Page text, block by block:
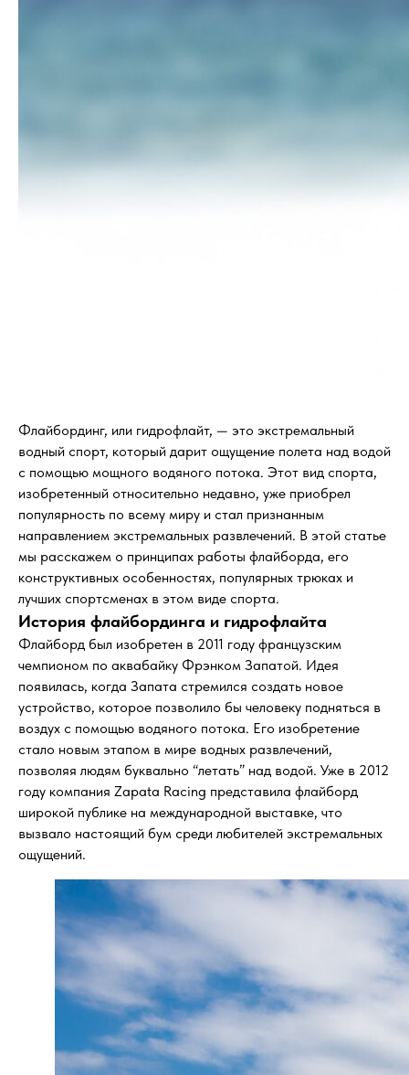
Флайбординг, или гидрофлайт, — это экстремальный
водный спорт, который дарит ощущение полета над водой
с помощью мощного водяного потока. Этот вид спорта,
изобретенный относительно недавно, уже приобрел
популярность по всему миру и стал признанным
направлением экстремальных развлечений. В этой статье
мы расскажем о принципах работы флайборда, его
конструктивных особенностях, популярных трюках и
лучших спортсменах в этом виде спорта.
История флайбординга и гидрофлайта
Флайборд был изобретен в 2011 году французским
чемпионом по аквабайку Фрэнком Запатой. Идея
появилась, когда Запата стремился создать новое
устройство, которое позволило бы человеку подняться в
воздух с помощью водяного потока. Его изобретение
стало новым этапом в мире водных развлечений,
позволяя людям буквально “летать” над водой. Уже в 2012
году компания Zapata Racing представила флайборд
широкой публике на международной выставке, что
вызвало настоящий бум среди любителей экстремальных
ощущений.